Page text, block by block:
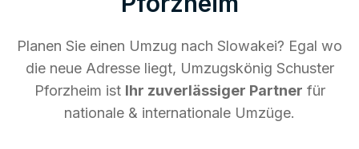
Planen Sie einen Umzug nach Slowakei? Egal wo
die neue Adresse liegt, Umzugskönig Schuster
Pforzheim ist Ihr zuverlässiger Partner für
nationale & internationale Umzüge.